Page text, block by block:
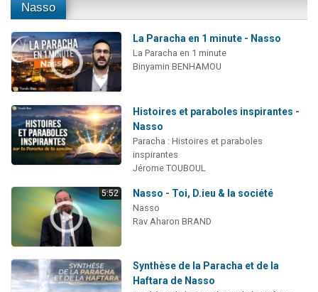
Nasso
La Paracha en 1 minute - Nasso
La Paracha en 1 minute
Binyamin BENHAMOU
Histoires et paraboles inspirantes -
Nasso
Paracha : Histoires et paraboles
inspirantes
Jérome TOUBOUL
5:52 Nasso - Toi, D.ieu & la société
Nasso
Rav Aharon BRAND
Synthèse de la Paracha et de la
Haftara de Nasso